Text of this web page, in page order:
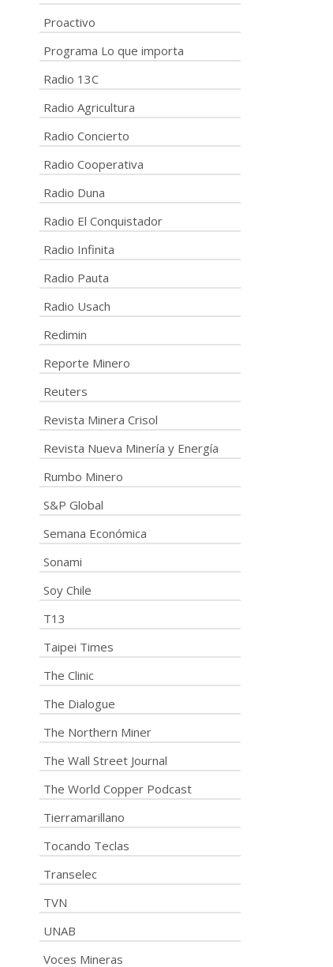
Proactivo
Programa Lo que importa
Radio 13C
Radio Agricultura
Radio Concierto
Radio Cooperativa
Radio Duna
Radio El Conquistador
Radio Infinita
Radio Pauta
Radio Usach
Redimin
Reporte Minero
Reuters
Revista Minera Crisol
Revista Nueva Minería y Energía
Rumbo Minero
S&P Global
Semana Económica
Sonami
Soy Chile
T13
Taipei Times
The Clinic
The Dialogue
The Northern Miner
The Wall Street Journal
The World Copper Podcast
Tierramarillano
Tocando Teclas
Transelec
TVN
UNAB
Voces Mineras